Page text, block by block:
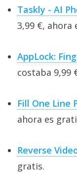
Taskly - AI
3,99 €, ahora
AppLock:
costaba 9,99
Fill One Line
ahora es
Reverse
gratis.